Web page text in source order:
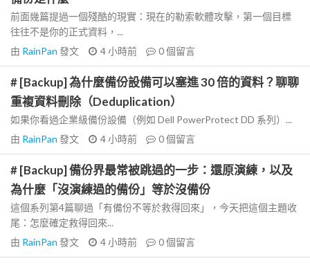
前面幾篇提過一個殘酷的現實：現在的勒索軟體攻擊，第一個目標
往往不是你的正式資料，...
由 RainPan 發文 4 小時前 0個留言
# [Backup] 為什麼備份設備可以塞進 30 倍的資料？聊聊
重複資料刪除（Deduplication）
如果你看過企業級備份設備（例如 Dell PowerProtect DD 系列）...
由 RainPan 發文 4 小時前 0個留言
# [Backup] 備份界最常被跳過的一步：還原演練，以及
為什麼「沒演練過的備份」等於沒備份
這個系列第4篇聊過「有備份不等於救得回來」，今天把這個主題收
尾：怎麼確定救得回來...
由 RainPan 發文 4 小時前 0個留言